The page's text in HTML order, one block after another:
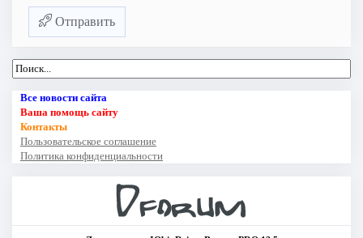
Отправить
Все новости сайта
Ваша помощь сайту
Контакты
Пользовательское соглашение
Политика конфиденциальности